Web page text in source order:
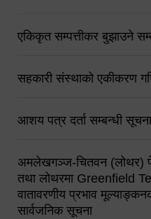
एकिकृत सम्पत्तीकर बुझाउने
सहकारी संस्थाको एकीकरण
आशय पत्र दर्ता सम्बन्धी सूचना
अमलेखगञ्ज-चितवन (लोथर)
तथा लोथरमा Greenfield
वातावरणीय प्रभाव
सार्वजनिक सूचना